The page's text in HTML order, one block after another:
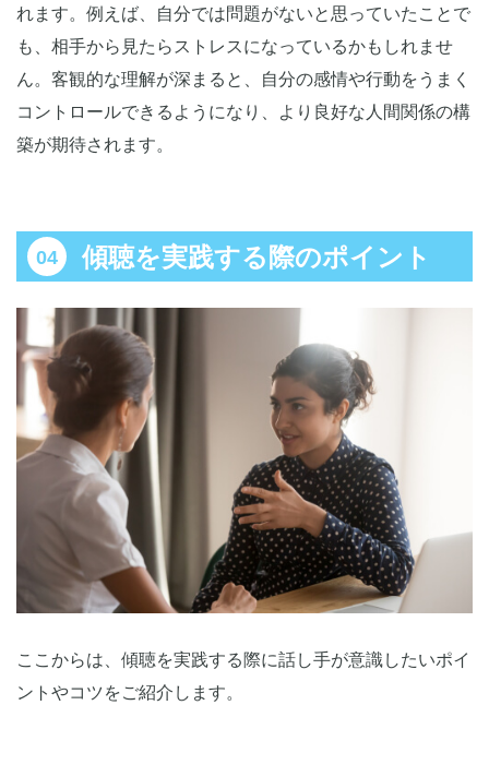
れます。例えば、自分では問題がないと思っていたことで
も、相手から見たらストレスになっているかもしれませ
ん。客観的な理解が深まると、自分の感情や行動をうまく
コントロールできるようになり、より良好な人間関係の構
築が期待されます。
傾聴を実践する際のポイント
ここからは、傾聴を実践する際に話し手が意識したいポイ
ントやコツをご紹介します。